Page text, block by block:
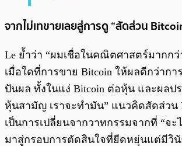
จากไม่เทขายเลยสู่การดู “สัดส่วน
Le ย้ำว่า “ผมเชื่อในคณิตศาสตร์มากก
เมื่อใดที่การขาย Bitcoin ให้ผลดีกว่ากา
ปันผล ทั้งในแง่ Bitcoin ต่อหุ้น และผลป
หุ้นสามัญ เราจะทำมัน” แนวคิดสัดส่วน
เป็นการเปลี่ยนจากวาทกรรมจากที่ “จะ
มาสู่กรอบการตัดสินใจที่ยืดหยุ่นแต่มีวินั